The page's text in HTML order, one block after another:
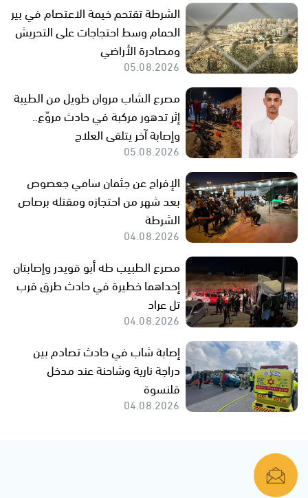
الشرطة تقتحم خيمة الاعتصام في بير
الحمام وسط احتجاجات على التحريش
ومصادرة الأراضي
05.08.2026
مصرع الشاب مروان طويل من الطيبة
إثر تدهور مركبة في حادث مروّع..
وإصابة آخر يتلقى العلاج
05.08.2026
الإفراج عن جثمان سامي جعصوص
بعد شهر من احتجازه ومقتله برصاص
الشرطة
04.08.2026
مصرع الطبيب طه أبو قويدر وإصابتان
إحداهما خطيرة في حادث طرق قرب
تل عراد
04.08.2026
إصابة شاب في حادث تصادم بين
دراجة نارية وشاحنة عند مدخل
قلنسوة
04.08.2026